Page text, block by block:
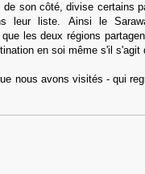
de son côté, divise certains
leur liste. Ainsi le
les deux régions
en soi même s'il
nous avons visités - qui